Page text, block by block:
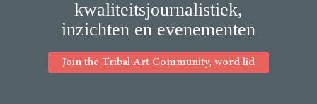
kwaliteitsjournalistiek,
inzichten en evenementen
Join the Tribal Art Community, word lid